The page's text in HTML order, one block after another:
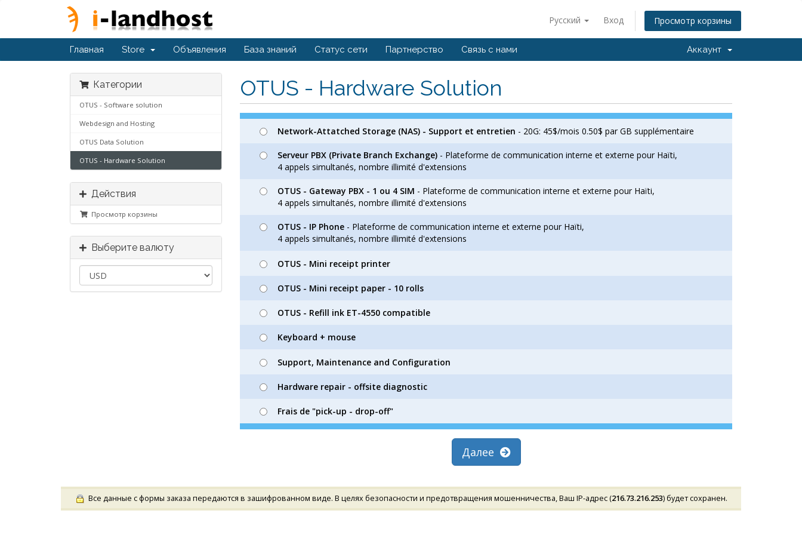
Русский Вход Просмотр корзины
Главная Store Объявления База знаний Статус сети Партнерство Связь с нами Аккаунт
OTUS - Hardware Solution
Категории
OTUS - Software solution
Webdesign and Hosting
OTUS Data Solution
OTUS - Hardware Solution
Действия
Просмотр корзины
Выберите валюту
Network-Attatched Storage (NAS) - Support et entretien - 20G: 45$/mois 0.50$ par GB supplémentaire
Serveur PBX (Private Branch Exchange) - Plateforme de communication interne et externe pour Haïti,
4 appels simultanés, nombre illimité d'extensions
OTUS - Gateway PBX - 1 ou 4 SIM - Plateforme de communication interne et externe pour Haïti,
4 appels simultanés, nombre illimité d'extensions
OTUS - IP Phone - Plateforme de communication interne et externe pour Haïti,
4 appels simultanés, nombre illimité d'extensions
OTUS - Mini receipt printer
OTUS - Mini receipt paper - 10 rolls
OTUS - Refill ink ET-4550 compatible
Keyboard + mouse
Support, Maintenance and Configuration
Hardware repair - offsite diagnostic
Frais de "pick-up - drop-off"
Далее
Все данные с формы заказа передаются в зашифрованном виде. В целях безопасности и предотвращения мошенничества, Ваш IP-адрес (216.73.216.253) будет сохранен.